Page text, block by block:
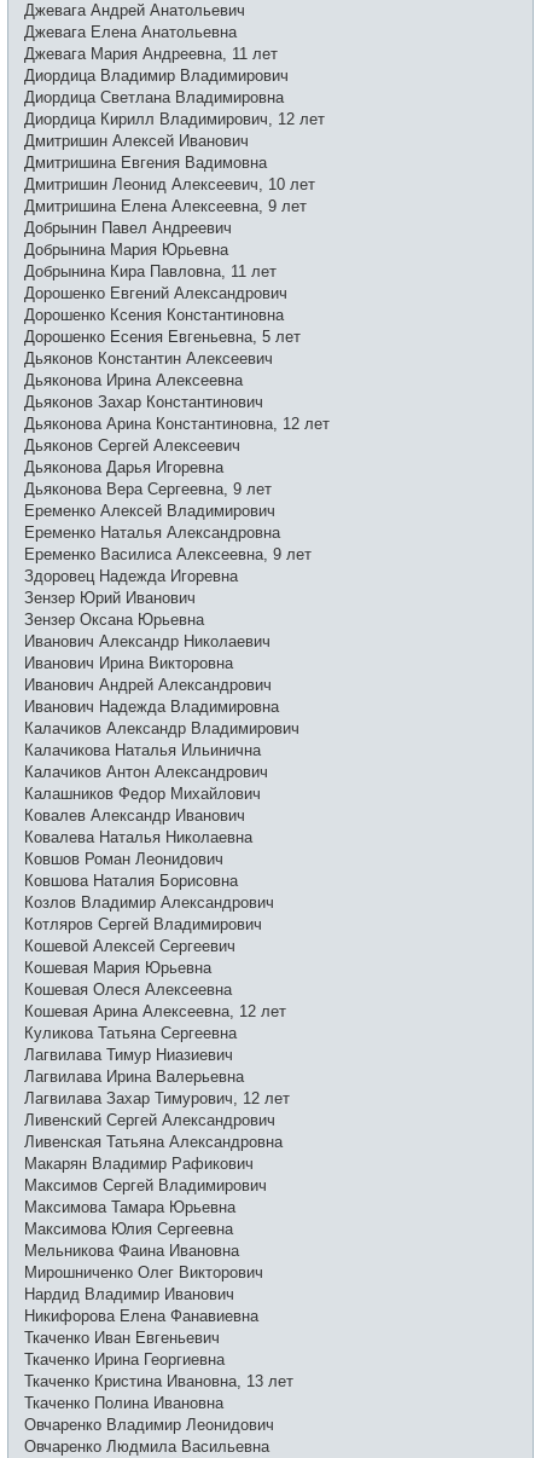
Джевага Андрей Анатольевич
Джевага Елена Анатольевна
Джевага Мария Андреевна, 11 лет
Диордица Владимир Владимирович
Диордица Светлана Владимировна
Диордица Кирилл Владимирович, 12 лет
Дмитришин Алексей Иванович
Дмитришина Евгения Вадимовна
Дмитришин Леонид Алексеевич, 10 лет
Дмитришина Елена Алексеевна, 9 лет
Добрынин Павел Андреевич
Добрынина Мария Юрьевна
Добрынина Кира Павловна, 11 лет
Дорошенко Евгений Александрович
Дорошенко Ксения Константиновна
Дорошенко Есения Евгеньевна, 5 лет
Дьяконов Константин Алексеевич
Дьяконова Ирина Алексеевна
Дьяконов Захар Константинович
Дьяконова Арина Константиновна, 12 лет
Дьяконов Сергей Алексеевич
Дьяконова Дарья Игоревна
Дьяконова Вера Сергеевна, 9 лет
Еременко Алексей Владимирович
Еременко Наталья Александровна
Еременко Василиса Алексеевна, 9 лет
Здоровец Надежда Игоревна
Зензер Юрий Иванович
Зензер Оксана Юрьевна
Иванович Александр Николаевич
Иванович Ирина Викторовна
Иванович Андрей Александрович
Иванович Надежда Владимировна
Калачиков Александр Владимирович
Калачикова Наталья Ильинична
Калачиков Антон Александрович
Калашников Федор Михайлович
Ковалев Александр Иванович
Ковалева Наталья Николаевна
Ковшов Роман Леонидович
Ковшова Наталия Борисовна
Козлов Владимир Александрович
Котляров Сергей Владимирович
Кошевой Алексей Сергеевич
Кошевая Мария Юрьевна
Кошевая Олеся Алексеевна
Кошевая Арина Алексеевна, 12 лет
Куликова Татьяна Сергеевна
Лагвилава Тимур Ниазиевич
Лагвилава Ирина Валерьевна
Лагвилава Захар Тимурович, 12 лет
Ливенский Сергей Александрович
Ливенская Татьяна Александровна
Макарян Владимир Рафикович
Максимов Сергей Владимирович
Максимова Тамара Юрьевна
Максимова Юлия Сергеевна
Мельникова Фаина Ивановна
Мирошниченко Олег Викторович
Нардид Владимир Иванович
Никифорова Елена Фанавиевна
Ткаченко Иван Евгеньевич
Ткаченко Ирина Георгиевна
Ткаченко Кристина Ивановна, 13 лет
Ткаченко Полина Ивановна
Овчаренко Владимир Леонидович
Овчаренко Людмила Васильевна